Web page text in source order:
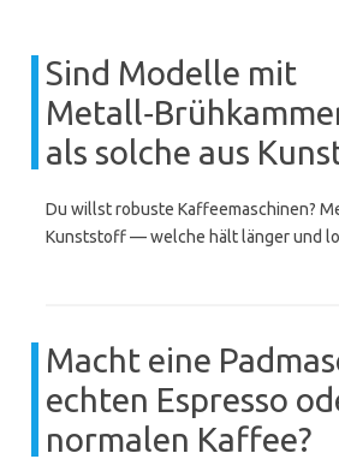
Sind Modelle mit
als solche aus
Du willst robuste Kaffeemaschinen?
Kunststoff — welche hält länger und
Macht eine
echten Espresso
normalen Kaffee?